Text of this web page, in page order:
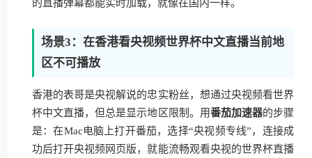
的直播弹幕都能实时加载，就像在国内一样。
场景3：在香港看央视频世界杯中文直播当前地
区不可播放
香港的表哥是央视解说的忠实粉丝，想通过央视频看世界
杯中文直播，但总是显示地区限制。用番茄加速器的步骤
是：在Mac电脑上打开番茄，选择“央视频专线”，连接成
功后打开央视频网页版，就能流畅观看央视的世界杯直播